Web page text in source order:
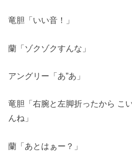
竜胆「いい音！」
蘭「ゾクゾクすんな」
アングリー「あ”あ」
竜胆「右腕と左脚折ったから こ
んね」
蘭「あとはぁー？」